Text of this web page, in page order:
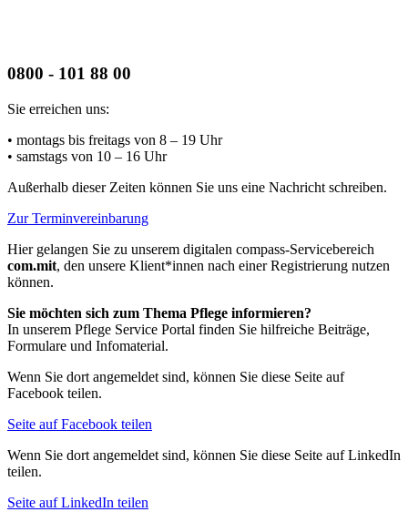
0800 - 101 88 00
Sie erreichen uns:
• montags bis freitags von 8 – 19 Uhr
• samstags von 10 – 16 Uhr
Außerhalb dieser Zeiten können Sie uns eine Nachricht schreiben.
Zur Terminvereinbarung
Hier gelangen Sie zu unserem digitalen compass-Servicebereich
com.mit, den unsere Klient*innen nach einer Registrierung nutzen
können.
Sie möchten sich zum Thema Pflege informieren?
In unserem Pflege Service Portal finden Sie hilfreiche Beiträge,
Formulare und Infomaterial.
Wenn Sie dort angemeldet sind, können Sie diese Seite auf
Facebook teilen.
Seite auf Facebook teilen
Wenn Sie dort angemeldet sind, können Sie diese Seite auf LinkedIn
teilen.
Seite auf LinkedIn teilen